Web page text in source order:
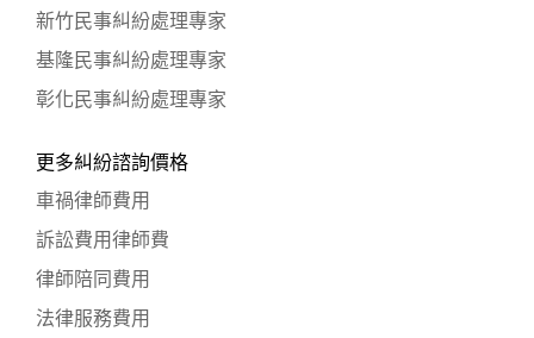
新竹民事糾紛處理專家
基隆民事糾紛處理專家
彰化民事糾紛處理專家
更多糾紛諮詢價格
車禍律師費用
訴訟費用律師費
律師陪同費用
法律服務費用